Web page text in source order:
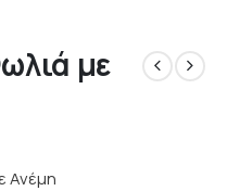
με
Ανέμη